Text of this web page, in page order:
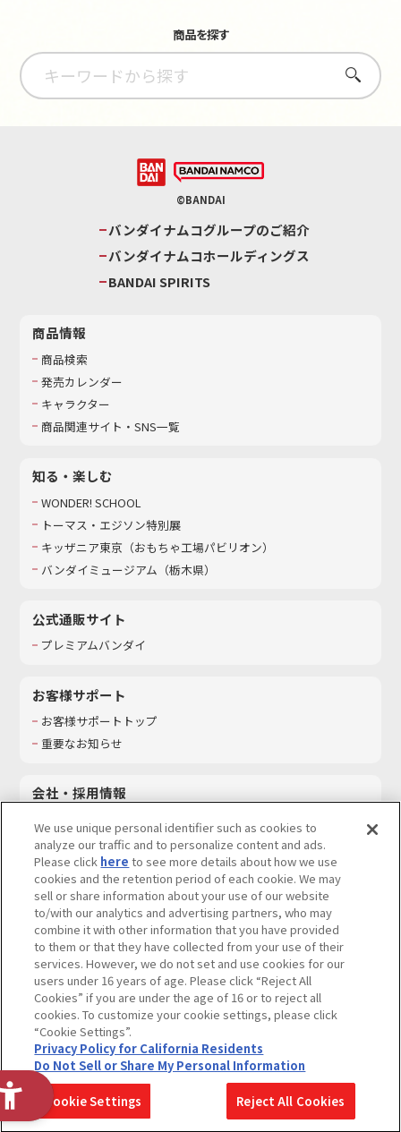
商品を探す
さがす
©BANDAI
バンダイナムコグループのご紹介
バンダイナムコホールディングス
BANDAI SPIRITS
商品情報
商品検索
発売カレンダー
キャラクター
商品関連サイト・SNS一覧
知る・楽しむ
WONDER! SCHOOL
トーマス・エジソン特別展
キッザニア東京（おもちゃ工場パビリオン）​
バンダイミュージアム（栃木県）
公式通販サイト
プレミアムバンダイ
お客様サポート
お客様サポートトップ
重要なお知らせ
会社・採用情報
採用情報
サステナビリティ
お問い合わせ
ウェブサイトご利用条件 ソーシャルメディアポリシー
個人情報及び特定個人情報等の取り扱いに関する保護方針
Do Not Sell or Share My Personal Information著作権・商標について
カスタマーハラスメントに対する基本的な対応方針
コピーライト一覧を表示する
We use unique personal identifier such as cookies to
analyze our traffic and to personalize content and ads.
Please click here to see more details about how we use
cookies and the retention period of each cookie. We may
sell or share information about your use of our website
to/with our analytics and advertising partners, who may
combine it with other information that you have provided
to them or that they have collected from your use of their
services. However, we do not set and use cookies for our
users under 16 years of age. Please click “Reject All
Cookies” if you are under the age of 16 or to reject all
cookies. To customize your cookie settings, please click
“Cookie Settings”.
Privacy Policy for California Residents
Do Not Sell or Share My Personal Information
Cookie Settings Reject All Cookies